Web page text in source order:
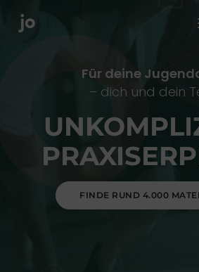
Für deine
– dich und dein
FINDE RUND 4.000